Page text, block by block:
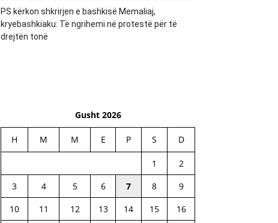
PS kërkon shkrirjen e bashkisë Memaliaj,
kryebashkiaku: Të ngrihemi në protestë për të
drejtën tonë
Gusht 2026
H M M E P S D
1
2
3
4 5 6 7 8
9
10
11 12 13 14 15
16